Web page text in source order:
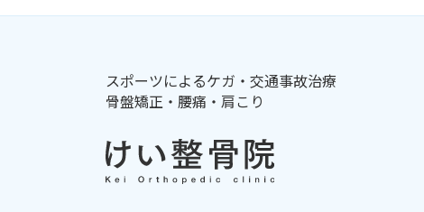
スポーツによるケガ・交通事故治療
骨盤矯正・腰痛・肩こり